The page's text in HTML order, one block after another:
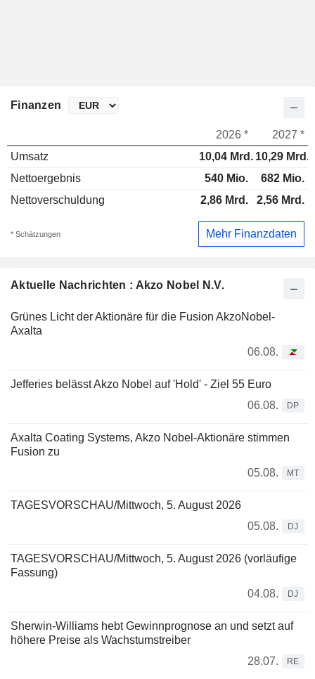
Aktuelle Nachrichten : Akzo Nobel N.V.
Grünes Licht der Aktionäre für die Fusion AkzoNobel-
Axalta
06.08.
Jefferies belässt Akzo Nobel auf 'Hold' - Ziel 55 Euro
06.08.
DP
Axalta Coating Systems, Akzo Nobel-Aktionäre stimmen
Fusion zu
05.08.
MT
TAGESVORSCHAU/Mittwoch, 5. August 2026
05.08.
DJ
TAGESVORSCHAU/Mittwoch, 5. August 2026 (vorläufige
Fassung)
04.08.
DJ
Sherwin-Williams hebt Gewinnprognose an und setzt auf
höhere Preise als Wachstumstreiber
28.07.
RE
Finanzen
2026 *
2027 *
Umsatz
10,04 Mrd. 10,29 Mrd.
Nettoergebnis
540 Mio.
682 Mio.
Nettoverschuldung
2,86 Mrd. 2,56 Mrd.
* Schätzungen Mehr Finanzdaten